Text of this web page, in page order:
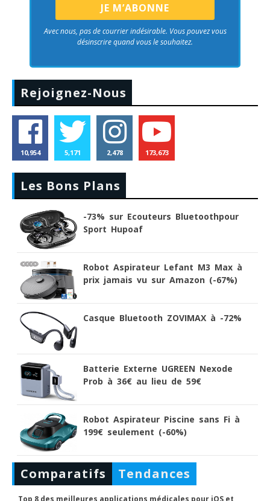
Avec nous, pas de courrier indésirable. Vous pouvez vous
désinscrire quand vous le souhaitez.
Rejoignez-Nous
10,954 5,171 2,478 173,673
Les Bons Plans
-73% sur Ecouteurs Bluetoothpour
Sport Hupoaf
Robot Aspirateur Lefant M3 Max à
prix jamais vu sur Amazon (-67%)
Casque Bluetooth ZOVIMAX à -72%
Batterie Externe UGREEN Nexode
Prob à 36€ au lieu de 59€
Robot Aspirateur Piscine sans Fi à
199€ seulement (-60%)
Comparatifs Tendances
Top 8 des meilleures applications médicales pour iOS et